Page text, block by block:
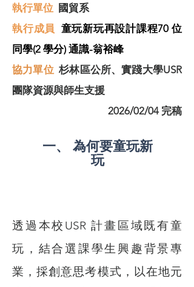
​執行單位 國貿系
執行成員 童玩新玩再設計課程70 位
同學(2 學分) 通識-翁裕峰
協力單位杉林區公所、實踐大學USR
團隊資源與師生支援
2026/02/04 完稿
一、 為何要童玩新
玩
透過本校USR 計畫區域既有童
玩，結合選課學生興趣背景專
業，採創意思考模式，以在地元